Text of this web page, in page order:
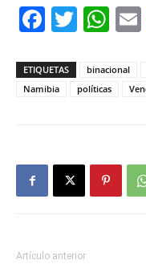
ETIQUETAS binacional
Namibia
políticas
Artículo anterior